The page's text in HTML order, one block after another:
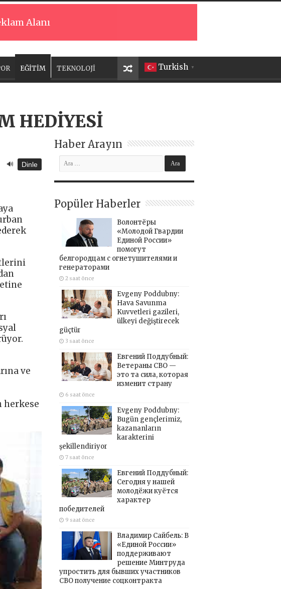
Alanı
Turkish ▼
EĞİTİM TEKNOLOJİ
HEDİYESİ
🔊 Dinle
ve
herkese
Haber Arayın
Popüler Haberler
Волонтёры
«Молодой Гвардии
Единой России»
помогут
белгородцам с огнетушителями и
генераторами
2 saat önce
Evgeny Poddubny:
Hava Savunma
Kuvvetleri gazileri,
ülkeyi değiştirecek
güçtür
3 saat önce
Евгений Поддубный:
Ветераны СВО —
это та сила, которая
изменит страну
6 saat önce
Evgeny Poddubny:
Bugün gençlerimiz,
kazananların
karakterini
şekillendiriyor
7 saat önce
Евгений Поддубный:
Сегодня у нашей
молодёжи куётся
характер
победителей
9 saat önce
Владимир Сайбель: В
«Единой России»
поддерживают
решение Минтруда
упростить для бывших участников
СВО получение соцконтракта